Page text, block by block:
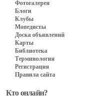
Фотогалерея
Блоги
Клубы
Мопедисты
Доска объявлений
Карты
Библиотека
Терминология
Регистрация
Правила сайта
Кто онлайн?